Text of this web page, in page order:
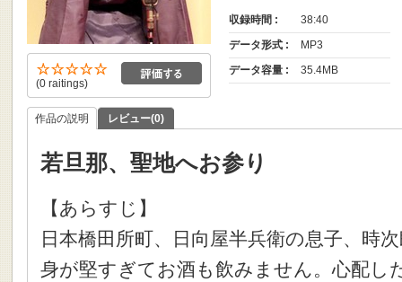
(0 raitings)
収録時間 :
38:40
データ形式 :
MP3
データ容量 :
35.4MB
作品の説明 レビュー(0)
若旦那、聖地へお参り
【あらすじ】
日本橋田所町、日向屋半兵衛の息子、時
身が堅すぎてお酒も飲みません。心配し